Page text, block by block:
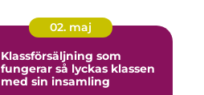
02. maj
Klassförsäljning som
fungerar så lyckas klassen
med sin insamling